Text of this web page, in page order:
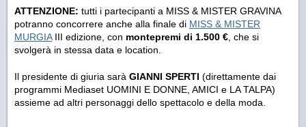
ATTENZIONE: tutti i partecipanti a MISS & MISTER GRAVINA
potranno concorrere anche alla finale di MISS & MISTER
MURGIAIII edizione, con montepremi di 1.500 € , che si
svolgerà in stessa data e location.
Il presidente di giuria sarà GIANNI SPERTI (direttamente dai
programmi Mediaset UOMINI E DONNE, AMICI e LA TALPA)
assieme ad altri personaggi dello spettacolo e della moda.